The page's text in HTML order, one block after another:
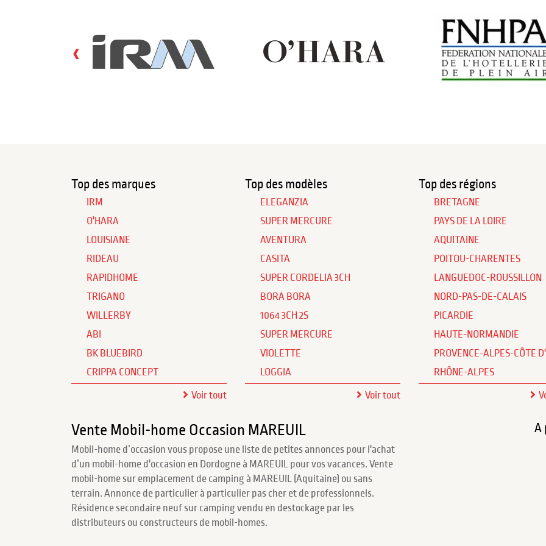
‹
Top des marques
IRM
O'HARA
LOUISIANE
RIDEAU
RAPIDHOME
TRIGANO
WILLERBY
ABI
BK BLUEBIRD
CRIPPA CONCEPT
Voir tout
Top des modèles
ELEGANZIA
SUPER MERCURE
AVENTURA
CASITA
SUPER CORDELIA 3CH
BORA BORA
1064 3CH 2S
SUPER MERCURE
VIOLETTE
LOGGIA
Voir tout
Top des régions
BRETAGNE
PAYS DE LA LOIRE
AQUITAINE
POITOU-CHARENTES
LANGUEDOC-ROUSSILLON
NORD-PAS-DE-CALAIS
PICARDIE
HAUTE-NORMANDIE
PROVENCE-ALPES-CÔTE
RHÔNE-ALPES
Vente Mobil-home Occasion MAREUIL
Mobil-home d’occasion vous propose une liste de petites annonces pour l'achat
d’un mobil-home d'occasion en Dordogne à MAREUIL pour vos vacances. Vente
mobil-home sur emplacement de camping à MAREUIL (Aquitaine) ou sans
terrain. Annonce de particulier à particulier pas cher et de professionnels.
Résidence secondaire neuf sur camping vendu en destockage par les
distributeurs ou constructeurs de mobil-homes.
A